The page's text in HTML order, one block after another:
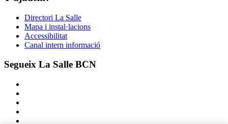
Directori La Salle
Mapa i instal·lacions
Accessibilitat
Canal intern informació
Segueix La Salle BCN